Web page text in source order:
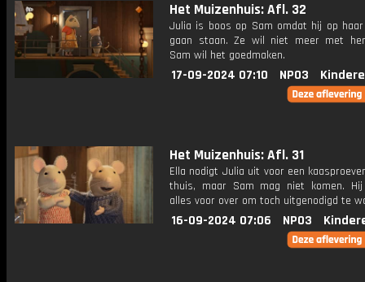
Het Muizenhuis: Afl. 32
Julia is boos op Sam omdat hij op
gaan staan. Ze wil niet meer met
Sam wil het goedmaken.
17-09-2024 07:10 NPO3
Het Muizenhuis: Afl. 31
Ella nodigt Julia uit voor een
thuis, maar Sam mag niet komen.
alles voor over om toch uitgenodigd te
16-09-2024 07:06 NPO3